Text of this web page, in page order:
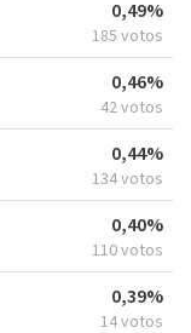
0,49%
185 votos
0,46%
42 votos
0,44%
134 votos
0,40%
110 votos
0,39%
14 votos